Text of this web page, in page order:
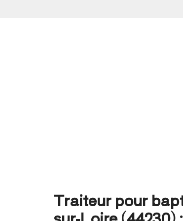
Traiteur pour